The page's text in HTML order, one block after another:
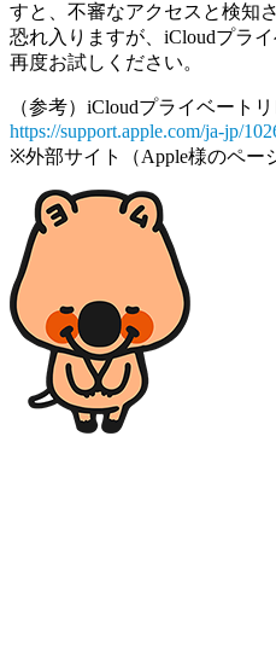
すと、不審なアクセスと検知
恐れ入りますが、iCloudプラ
再度お試しください。
（参考）iCloudプライベート
https://support.apple.com/ja-jp/
※外部サイト（Apple様のペー